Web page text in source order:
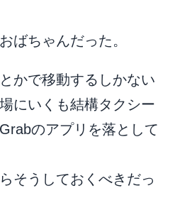
ばちゃんだった。
かで移動するしかない
にいくも結構タクシー
のアプリを落として
そうしておくべきだっ